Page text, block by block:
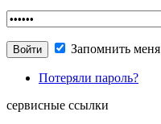
Запомнить меня
Потеряли пароль?
сервисные ссылки